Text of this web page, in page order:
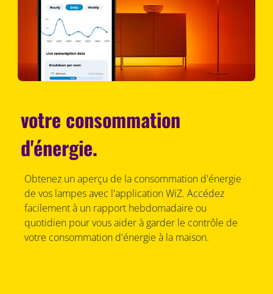
votre consommation
d'énergie.
Obtenez un aperçu de la consommation d'énergie
de vos lampes avec l'application WiZ. Accédez
facilement à un rapport hebdomadaire ou
quotidien pour vous aider à garder le contrôle de
votre consommation d'énergie à la maison.